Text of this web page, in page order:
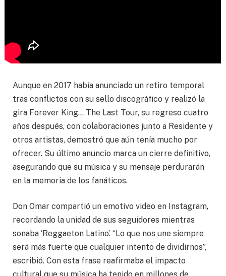
Aunque en 2017 había anunciado un retiro temporal
tras conflictos con su sello discográfico y realizó la
gira Forever King… The Last Tour, su regreso cuatro
años después, con colaboraciones junto a Residente y
otros artistas, demostró que aún tenía mucho por
ofrecer. Su último anuncio marca un cierre definitivo,
asegurando que su música y su mensaje perdurarán
en la memoria de los fanáticos.
Don Omar compartió un emotivo video en Instagram,
recordando la unidad de sus seguidores mientras
sonaba ‘Reggaeton Latino’. “Lo que nos une siempre
será más fuerte que cualquier intento de dividirnos”,
escribió. Con esta frase reafirmaba el impacto